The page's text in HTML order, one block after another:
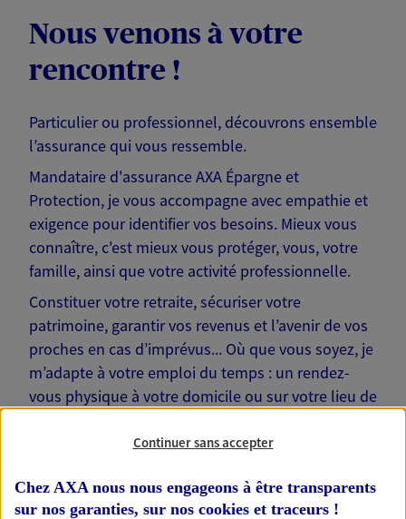
Nous venons à votre
rencontre !
Particulier ou professionnel, découvrons ensemble
l’assurance qui vous ressemble.
Mandataire d'assurance AXA Épargne et
Protection, je vous accompagne avec empathie et
exigence pour identifier vos besoins. Mieux vous
connaître, c'est mieux vous protéger, vous, votre
famille, ainsi que votre activité professionnelle.
Constituer votre retraite, sécuriser votre
patrimoine, garantir vos revenus et l’avenir de vos
proches en cas d’imprévus... Où que vous soyez, je
m’adapte à votre emploi du temps : un rendez-
vous physique à votre domicile ou sur votre lieu de
Continuer sans accepter
Chez AXA nous nous engageons à être transparents
sur nos garanties, sur nos cookies et traceurs !